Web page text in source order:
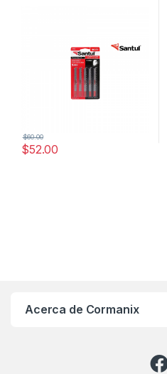
$52.00
$60.00
Acerca de Cormanix